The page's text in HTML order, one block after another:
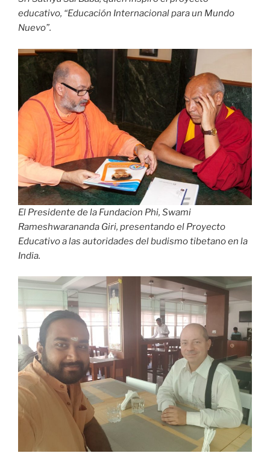
educativo, “Educación Internacional para un Mundo
Nuevo”.
El Presidente de la Fundacion Phi, Swami
Rameshwarananda Giri, presentando el Proyecto
Educativo a las autoridades del budismo tibetano en la
India.